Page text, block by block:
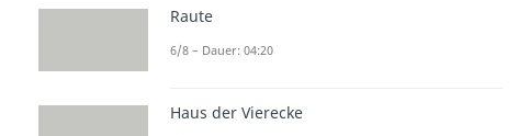
Raute
6/8 – Dauer: 04:20
Haus der Vierecke